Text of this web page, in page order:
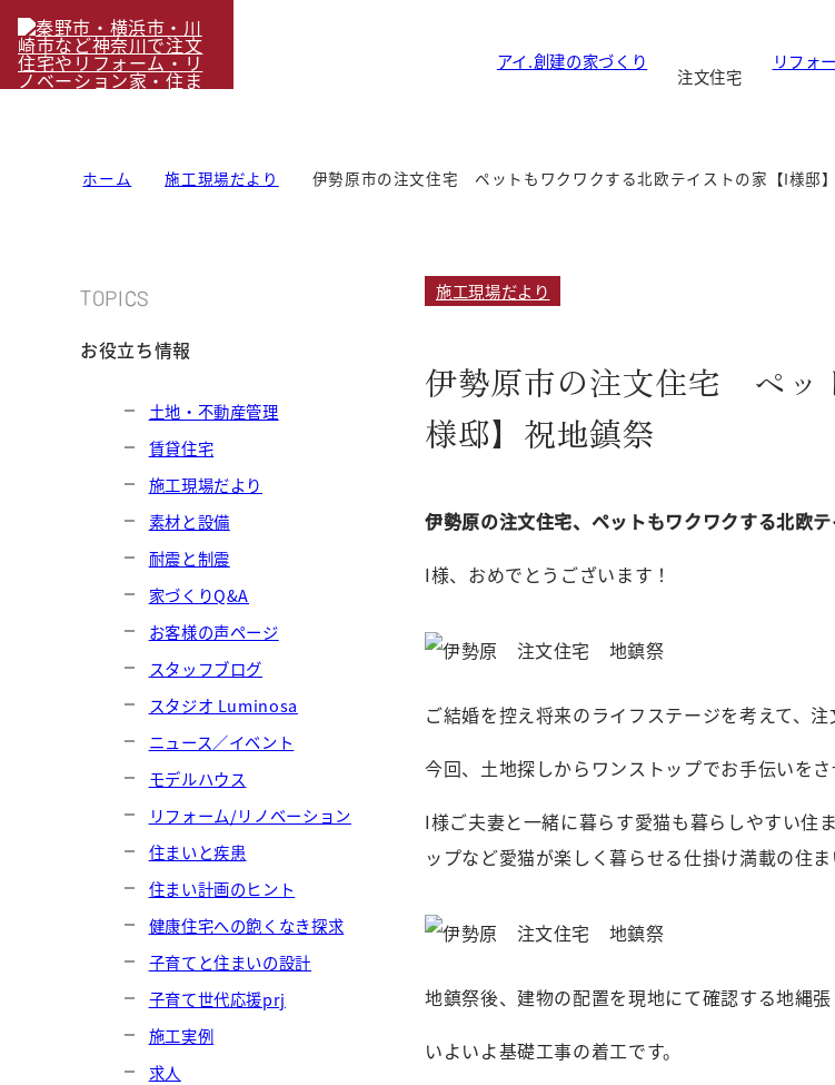
アイ.創建の家づくり
注文住宅
リフォ
ホーム 施工現場だより 伊勢原市の注文住宅 ペットもワクワクする北欧テイストの家【I様邸
施工現場だより
伊勢原市の注文住宅 ペッ
様邸】祝地鎮祭
伊勢原の注文住宅、ペットもワクワクする北欧
I様、おめでとうございます！
ご結婚を控え将来のライフステージを考えて、
今回、土地探しからワンストップでお手伝いをさ
I様ご夫妻と一緒に暮らす愛猫も暮らしやすい住
ップなど愛猫が楽しく暮らせる仕掛け満載の住ま
地鎮祭後、建物の配置を現地にて確認する地縄
いよいよ基礎工事の着工です。
TOPICS
お役立ち情報
土地・不動産管理
賃貸住宅
施工現場だより
素材と設備
耐震と制震
家づくりQ&A
お客様の声ページ
スタッフブログ
スタジオ Luminosa
ニュース／イベント
モデルハウス
リフォーム/リノベーション
住まいと疾患
住まい計画のヒント
健康住宅への飽くなき探求
子育てと住まいの設計
子育て世代応援prj
施工実例
求人